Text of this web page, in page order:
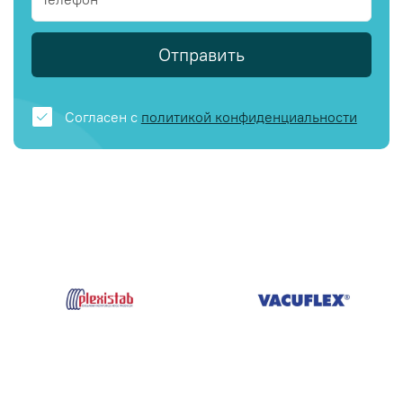
Отправить
Согласен с политикой конфиденциальности